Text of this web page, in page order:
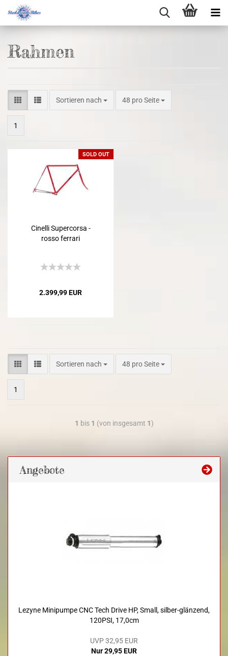
Rahmen
Sortieren nach 48 pro Seite
1
SOLD OUT
Cinelli Supercorsa -
rosso ferrari
2.399,99 EUR
Sortieren nach 48 pro Seite
1
1 bis 1 (von insgesamt 1)
Angebote
Lezyne Minipumpe CNC Tech Drive HP, Small, silber-glänzend,
120PSI, 17,0cm
UVP 32,95 EUR
Nur 29,95 EUR